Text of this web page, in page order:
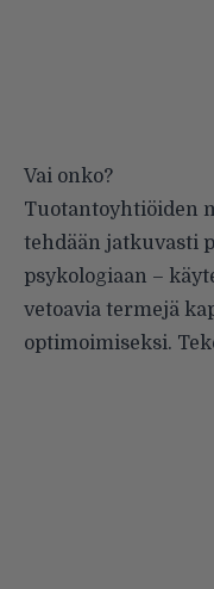
Vai onko?
Tuotantoyhtiöiden
tehdään jatkuvasti
psykologiaan –
vetoavia termejä
optimoimiseksi.